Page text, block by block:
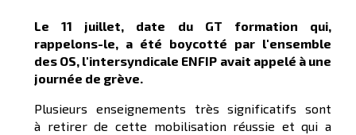
Le 11 juillet, date du GT formation qui,
rappelons-le, a été boycotté par l'ensemble
des OS, l'intersyndicale ENFIP avait appelé à une
journée de grève.
Plusieurs enseignements très significatifs sont
à retirer de cette mobilisation réussie et qui a